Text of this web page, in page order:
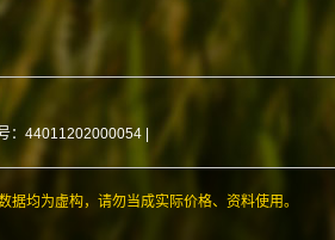
：44011202000054
均为虚构，请勿当成实际价格、资料使用。